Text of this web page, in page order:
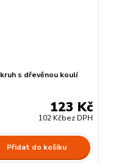
s dřevěnou koulí
123 Kč
102 Kčbez DPH
Přidat do košíku